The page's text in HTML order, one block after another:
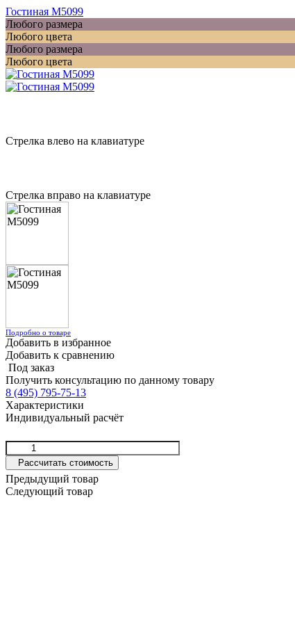
Гостиная M5099
Любого размера
Любого цвета
Любого размера
Любого цвета
Стрелка влево на клавиатуре
Стрелка вправо на клавиатуре
Подробно о товаре
Добавить в избранное
Добавить к сравнению
Под заказ
Получить консультацию по данному товару
8 (495) 795-75-13
Характеристики
Индивидуальный расчёт
Рассчитать стоимость
Предыдущий товар
Следующий товар